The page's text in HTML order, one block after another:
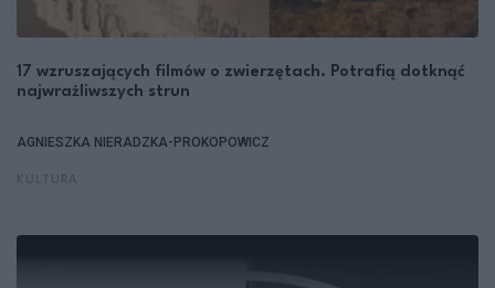
17 wzruszających filmów o zwierzętach. Potrafią dotknąć
najwrażliwszych strun
AGNIESZKA NIERADZKA-PROKOPOWICZ